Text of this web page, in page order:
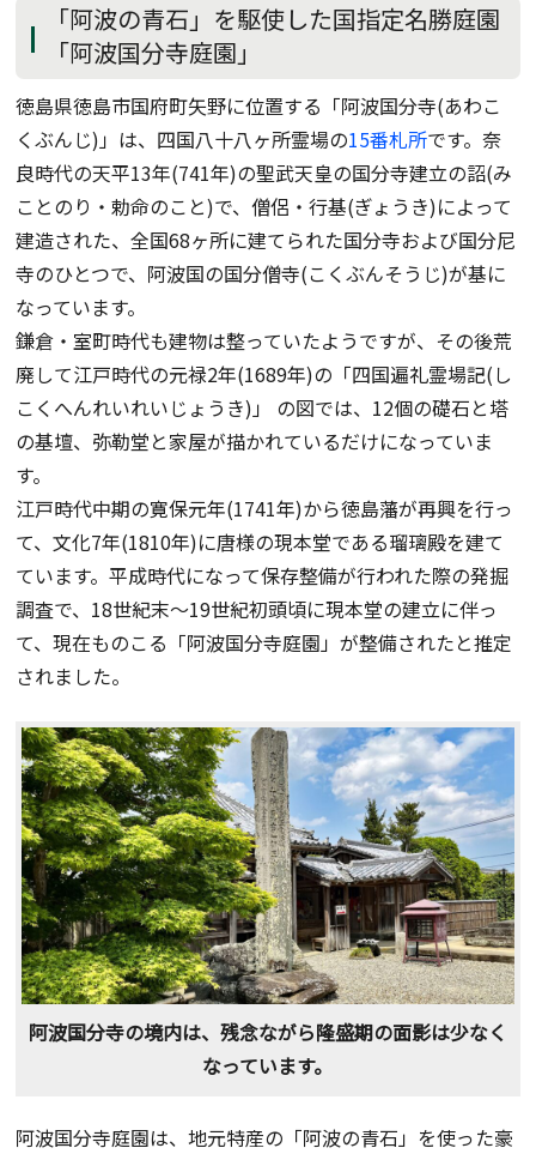
「阿波の青石」を駆使した国指定名勝庭園
「阿波国分寺庭園」
徳島県徳島市国府町矢野に位置する「阿波国分寺(あわこ
くぶんじ)」は、四国八十八ヶ所霊場の15番札所です。奈
良時代の天平13年(741年)の聖武天皇の国分寺建立の詔(み
ことのり・勅命のこと)で、僧侶・行基(ぎょうき)によって
建造された、全国68ヶ所に建てられた国分寺および国分尼
寺のひとつで、阿波国の国分僧寺(こくぶんそうじ)が基に
なっています。
鎌倉・室町時代も建物は整っていたようですが、その後荒
廃して江戸時代の元禄2年(1689年)の「四国遍礼霊場記(し
こくへんれいれいじょうき)」 の図では、12個の礎石と塔
の基壇、弥勒堂と家屋が描かれているだけになっていま
す。
江戸時代中期の寛保元年(1741年)から徳島藩が再興を行っ
て、文化7年(1810年)に唐様の現本堂である瑠璃殿を建て
ています。平成時代になって保存整備が行われた際の発掘
調査で、18世紀末〜19世紀初頭頃に現本堂の建立に伴っ
て、現在ものこる「阿波国分寺庭園」が整備されたと推定
されました。
阿波国分寺の境内は、残念ながら隆盛期の面影は少なく
なっています。
阿波国分寺庭園は、地元特産の「阿波の青石」を使った豪